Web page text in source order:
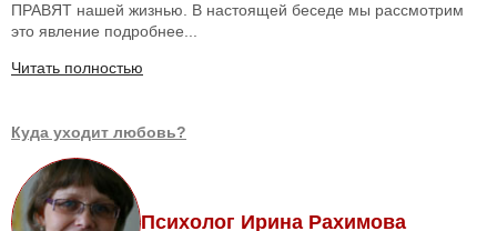
ПРАВЯТ нашей жизнью. В настоящей беседе мы рассмотрим
это явление подробнее...
Читать полностью
Куда уходит любовь?
Психолог Ирина Рахимова